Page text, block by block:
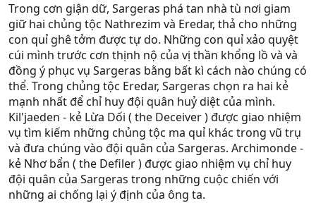
Trong cơn giận dữ, Sargeras phá tan nhà tù nơi giam
giữ hai chủng tộc Nathrezim và Eredar, thả cho những
con quỉ ghê tởm được tự do. Những con quỉ xảo quyệt
cúi mình trước cơn thịnh nộ của vị thần khổng lồ và và
đồng ý phục vụ Sargeras bằng bất kì cách nào chúng có
thể. Trong chủng tộc Eredar, Sargeras chọn ra hai kẻ
mạnh nhất để chỉ huy đội quân huỷ diệt của mình.
Kil'jaeden - kẻ Lừa Dối ( the Deceiver ) được giao nhiệm
vụ tìm kiếm những chủng tộc ma quỉ khác trong vũ trụ
và đưa chúng vào đội quân của Sargeras. Archimonde -
kẻ Nhơ bẩn ( the Defiler ) được giao nhiệm vụ chỉ huy
đội quân của Sargeras trong những cuộc chiến với
những ai chống lại ý định của ông ta.